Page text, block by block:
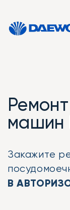
машин
Закажите
В